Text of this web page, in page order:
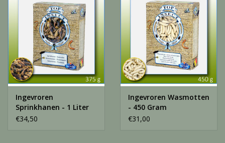
Ingevroren
Sprinkhanen - 1 Liter
€34,50
Ingevroren Wasmotten
- 450 Gram
€31,00